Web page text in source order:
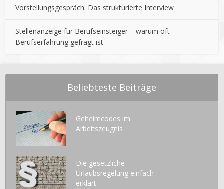
Vorstellungsgespräch: Das strukturierte Interview
Stellenanzeige für Berufseinsteiger – warum oft
Berufserfahrung gefragt ist
Beliebteste Beiträge
Geheimcodes im
Arbeitszeugnis
Die gesetzliche
Urlaubsregelung einfach
erklärt